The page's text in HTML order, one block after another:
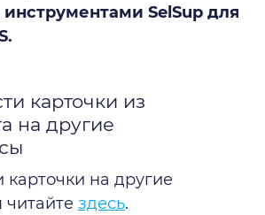
инструментами SelSup для
карточки из
на другие
карточки на другие
здесь.